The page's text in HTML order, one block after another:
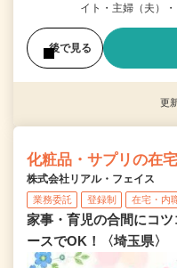
イト・主婦（夫）
後で見る
更
化粧品・サプリの在
株式会社リアル・フェイス
業務委託 登録制 在宅・内
家事・育児の合間にコ
ースでOK！〈埼玉県〉